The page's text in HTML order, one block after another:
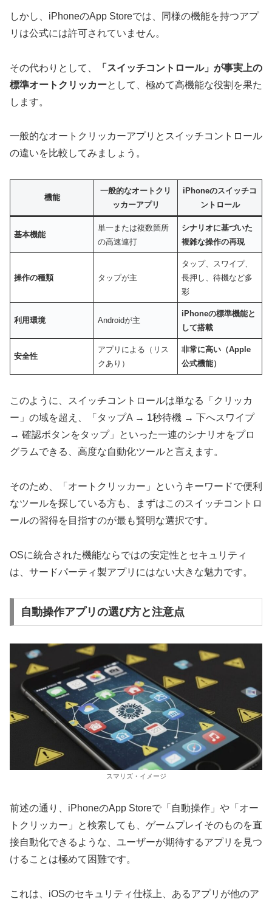
しかし、iPhoneのApp Storeでは、同様の機能を持つアプ
リは公式には許可されていません。
その代わりとして、
「スイッチコントロール」が事実上の
標準オートクリッカーとして、極めて高機能な役割を果た
します。
一般的なオートクリッカーアプリとスイッチコントロール
の違いを比較してみましょう。
機能
一般的なオートクリ
ッカーアプリ
iPhoneのスイッチコ
ントロール
基本機能
単一または複数箇所
の高速連打
シナリオに基づいた
複雑な操作の再現
操作の種類 タップが主
タップ、スワイプ、
長押し、待機など多
彩
利用環境 Androidが主
iPhoneの標準機能と
して搭載
安全性
アプリによる（リス
クあり）
非常に高い（Apple
公式機能）
このように、スイッチコントロールは単なる「クリッカ
ー」の域を超え、「タップA → 1秒待機 → 下へスワイプ
→ 確認ボタンをタップ」といった一連のシナリオをプロ
グラムできる、高度な自動化ツールと言えます。
そのため、「オートクリッカー」というキーワードで便利
なツールを探している方も、まずはこのスイッチコントロ
ールの習得を目指すのが最も賢明な選択です。
OSに統合された機能ならではの安定性とセキュリティ
は、サードパーティ製アプリにはない大きな魅力です。
自動操作アプリの選び方と注意点
スマリズ・イメージ
前述の通り、iPhoneのApp Storeで「自動操作」や「オー
トクリッカー」と検索しても、ゲームプレイそのものを直
接自動化できるような、ユーザーが期待するアプリを見つ
けることは極めて困難です。
これは、iOSのセキュリティ仕様上、あるアプリが他のア